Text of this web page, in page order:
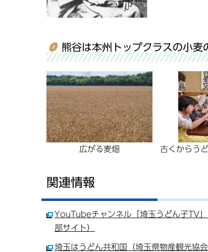
熊谷は本州トップクラスの小麦
広がる麦畑 古くからう
関連情報
YouTubeチャンネル「埼玉うどん子TV
部サイト）
埼玉はうどん共和国（埼玉県物産観光協